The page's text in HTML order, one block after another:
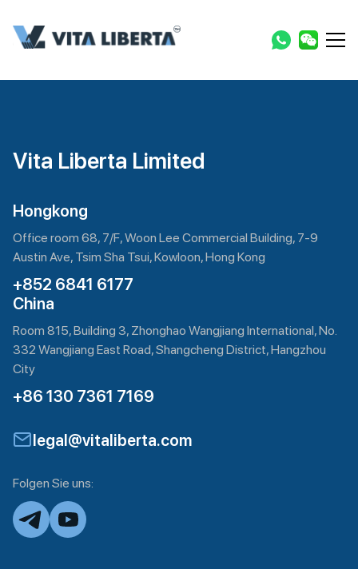
Vita Liberta Limited
Hongkong
Office room 68, 7/F, Woon Lee Commercial Building, 7-9
Austin Ave, Tsim Sha Tsui, Kowloon, Hong Kong
+852 6841 6177
China
Room 815, Building 3, Zhonghao Wangjiang International, No.
332 Wangjiang East Road, Shangcheng District, Hangzhou
City
+86 130 7361 7169
legal@vitaliberta.com
Folgen Sie uns: